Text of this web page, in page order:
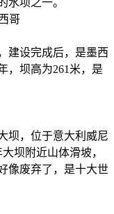
哥
设完成后，是墨西
，坝高为261米，是
，位于意大利威尼
坝附近山体滑坡，
像废弃了，是十大世